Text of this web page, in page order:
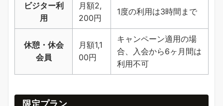
ビジター利
用
月額2,
200円
1度の利用は3時間まで
休憩・休会
会員
月額1,1
00円
キャンペーン適用の場
合、入会から6ヶ月間は
利用不可
限定プラン